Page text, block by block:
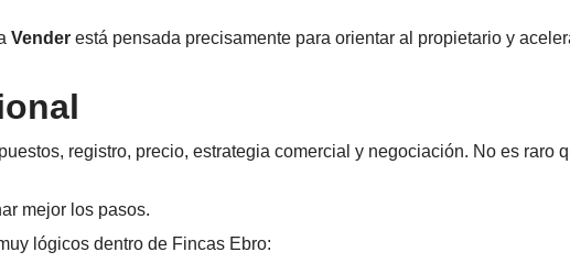
Vender está pensada precisamente para orientar al propietario y
registro, precio, estrategia comercial y negociación. No es raro
mejor los pasos.
lógicos dentro de Fincas Ebro: